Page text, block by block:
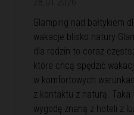
Glamping nad bałtykiem
wakacje blisko natury
dla rodzin to coraz
które chcą spędzić
w komfortowych
z kontaktu z naturą. Taka
wygodę znaną z hoteli z